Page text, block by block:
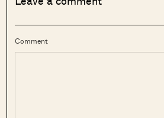
Comment